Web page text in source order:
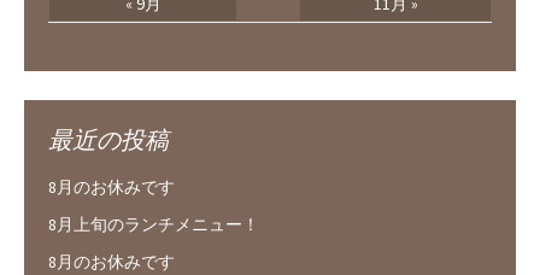
最近の投稿
8月のお休みです
8月上旬のランチメニュー！
8月のお休みです